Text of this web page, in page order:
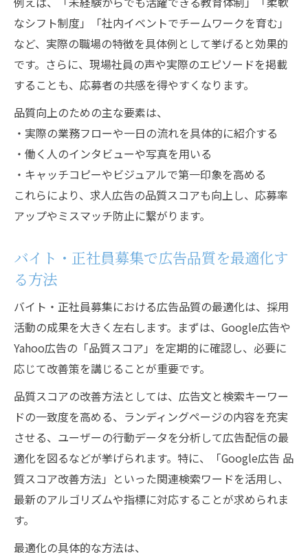
なシフト制度」「社内イベントでチームワークを育む」
など、実際の職場の特徴を具体例として挙げると効果的
です。さらに、現場社員の声や実際のエピソードを掲載
することも、応募者の共感を得やすくなります。
品質向上のための主な要素は、
・実際の業務フローや一日の流れを具体的に紹介する
・働く人のインタビューや写真を用いる
・キャッチコピーやビジュアルで第一印象を高める
これらにより、求人広告の品質スコアも向上し、応募率
アップやミスマッチ防止に繋がります。
バイト・正社員募集で広告品質を最適化す
る方法
バイト・正社員募集における広告品質の最適化は、採用
活動の成果を大きく左右します。まずは、Google広告や
Yahoo広告の「品質スコア」を定期的に確認し、必要に
応じて改善策を講じることが重要です。
品質スコアの改善方法としては、広告文と検索キーワー
ドの一致度を高める、ランディングページの内容を充実
させる、ユーザーの行動データを分析して広告配信の最
適化を図るなどが挙げられます。特に、「Google広告 品
質スコア改善方法」といった関連検索ワードを活用し、
最新のアルゴリズムや指標に対応することが求められま
す。
最適化の具体的な方法は、